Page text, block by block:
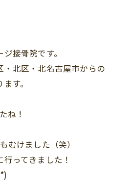
接骨院です。
北区・北名古屋市からの
す。
ね！
むけました（笑）
ってきました！